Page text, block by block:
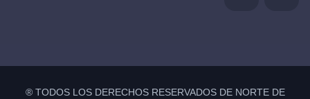
® TODOS LOS DERECHOS RESERVADOS DE NORTE DE